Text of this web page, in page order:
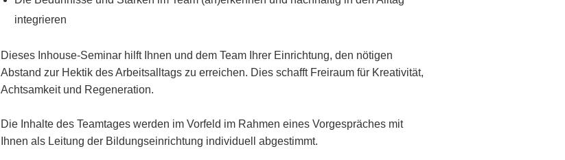
integrieren
Dieses Inhouse-Seminar hilft Ihnen und dem Team Ihrer Einrichtung, den nötigen
Abstand zur Hektik des Arbeitsalltags zu erreichen. Dies schafft Freiraum für Kreativität,
Achtsamkeit und Regeneration.
Die Inhalte des Teamtages werden im Vorfeld im Rahmen eines Vorgespräches mit
Ihnen als Leitung der Bildungseinrichtung individuell abgestimmt.